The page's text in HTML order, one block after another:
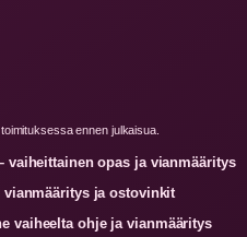
ennen julkaisua.
vaiheittainen opas ja vianmääritys
vianmääritys ja ostovinkit
vaiheelta ohje ja vianmääritys